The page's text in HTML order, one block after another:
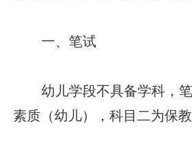
一、笔试
幼儿学段不具备学科，
素质（幼儿），科目二为保教